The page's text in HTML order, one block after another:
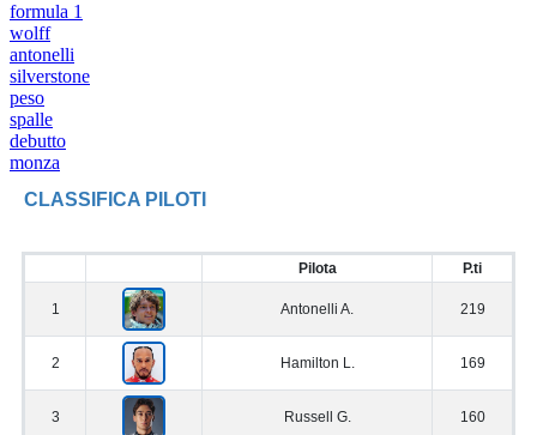
formula 1
wolff
antonelli
silverstone
peso
spalle
debutto
monza